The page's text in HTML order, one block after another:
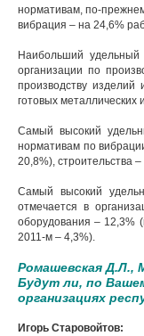
нормативам, по-
вибрация – на 24,6%
Наибольший удельный
организации по
производству
готовых металлических
Самый высокий
нормативам по
20,8%), строительства
Самый высокий
отмечается в
оборудования – 12,3%
2011-м – 4,3%).
Ромашевская Д.Л.,
Будут ли, по
организациях
Игорь Старовойтов: